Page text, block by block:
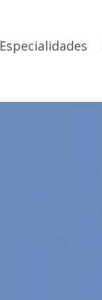
Especialidades